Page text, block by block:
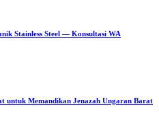
Stainless Steel — Konsultasi WA
untuk Memandikan Jenazah Ungaran Barat